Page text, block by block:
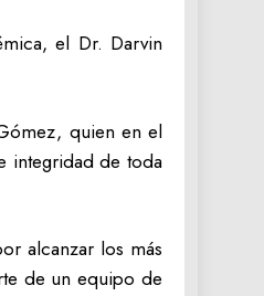
el Dr. Darvin
quien en el
integridad de toda
alcanzar los más
de un equipo de